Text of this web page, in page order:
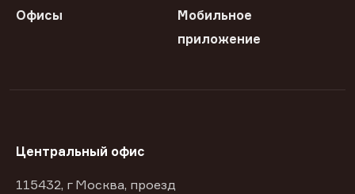
Офисы
Мобильное
приложение
Центральный офис
115432, г Москва, проезд